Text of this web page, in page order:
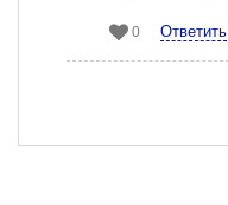
0 Ответить